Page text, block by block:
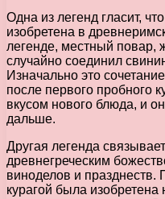
Одна из легенд гласит,
изобретена в
легенде, местный повар,
случайно соединил
Изначально это
после первого пробного
вкусом нового блюда, и
дальше.
Другая легенда
древнегреческим
виноделов и празднеств.
курагой была